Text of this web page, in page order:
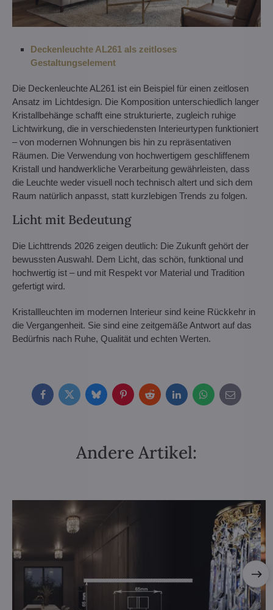
Deckenleuchte AL261 als zeitloses
Gestaltungselement
Die Deckenleuchte AL261 ist ein Beispiel für einen zeitlosen
Ansatz im Lichtdesign. Die Komposition unterschiedlich langer
Kristallbehänge schafft eine strukturierte, zugleich ruhige
Lichtwirkung, die in verschiedensten Interieurtypen funktioniert
– von modernen Wohnungen bis hin zu repräsentativen
Räumen. Die Verwendung von hochwertigem geschliffenem
Kristall und handwerkliche Verarbeitung gewährleisten, dass
die Leuchte weder visuell noch technisch altert und sich dem
Raum natürlich anpasst, statt kurzlebigen Trends zu folgen.
Licht mit Bedeutung
Die Lichttrends 2026 zeigen deutlich: Die Zukunft gehört der
bewussten Auswahl. Dem Licht, das schön, funktional und
hochwertig ist – und mit Respekt vor Material und Tradition
gefertigt wird.
Kristallleuchten im modernen Interieur sind keine Rückkehr in
die Vergangenheit. Sie sind eine zeitgemäße Antwort auf das
Bedürfnis nach Ruhe, Qualität und echten Werten.
FacebookTwitterBlueskyPinterestRedditLinkedInWhatsApp
E-
mail
Andere Artikel: